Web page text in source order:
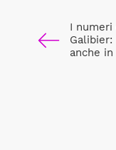
I numeri
Galibier:
anche